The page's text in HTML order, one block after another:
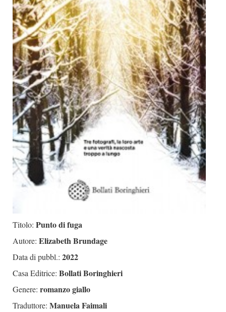
Generi
Case editrici
Partnership
Giallo Stresa
Premio Chiara
Tabù Festival 2014
A Tutto Volume
Salone di Torino
Marketing
Titolo: Punto di fuga
Autore: Elizabeth Brundage
Data di pubbl.: 2022
Casa Editrice: Bollati Boringhieri
Genere: romanzo giallo
Traduttore: Manuela Faimali